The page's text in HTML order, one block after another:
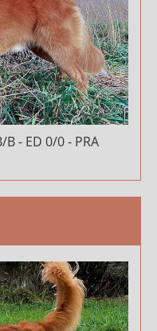
- ED 0/0 - PRA